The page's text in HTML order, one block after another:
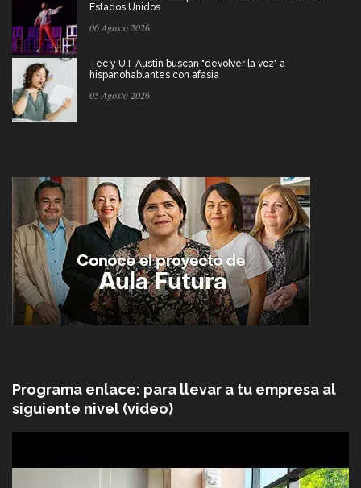
Estados Unidos
06 Agosto 2026
Tec y UT Austin buscan "devolver la voz" a
hispanohablantes con afasia
05 Agosto 2026
Programa enlace: para llevar a tu empresa al
siguiente nivel (video)